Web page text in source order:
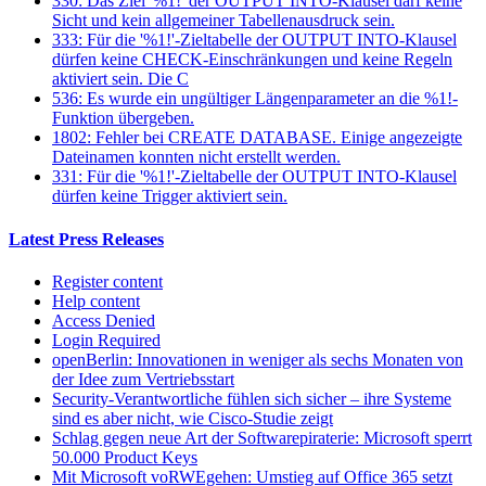
Sicht und kein allgemeiner Tabellenausdruck sein.
333: Für die '%1!'-Zieltabelle der OUTPUT INTO-Klausel
dürfen keine CHECK-Einschränkungen und keine Regeln
aktiviert sein. Die C
536: Es wurde ein ungültiger Längenparameter an die %1!-
Funktion übergeben.
1802: Fehler bei CREATE DATABASE. Einige angezeigte
Dateinamen konnten nicht erstellt werden.
331: Für die '%1!'-Zieltabelle der OUTPUT INTO-Klausel
dürfen keine Trigger aktiviert sein.
Latest Press Releases
Register content
Help content
Access Denied
Login Required
openBerlin: Innovationen in weniger als sechs Monaten von
der Idee zum Vertriebsstart
Security-Verantwortliche fühlen sich sicher – ihre Systeme
sind es aber nicht, wie Cisco-Studie zeigt
Schlag gegen neue Art der Softwarepiraterie: Microsoft sperrt
50.000 Product Keys
Mit Microsoft voRWEgehen: Umstieg auf Office 365 setzt